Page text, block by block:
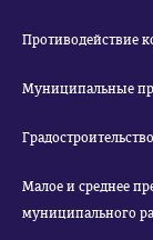
Противодействие
Муниципальные
Градостроительство
Малое и среднее
муниципального